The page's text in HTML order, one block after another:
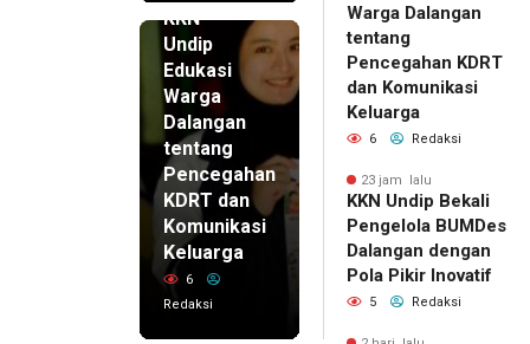
KKN
Undip
Edukasi
Warga
Dalangan
tentang
Pencegahan
KDRT dan
Komunikasi
Keluarga
6
Redaksi
Warga Dalangan
tentang
Pencegahan KDRT
dan Komunikasi
Keluarga
6 Redaksi
23 jam lalu
KKN Undip Bekali
Pengelola BUMDes
Dalangan dengan
Pola Pikir Inovatif
5 Redaksi